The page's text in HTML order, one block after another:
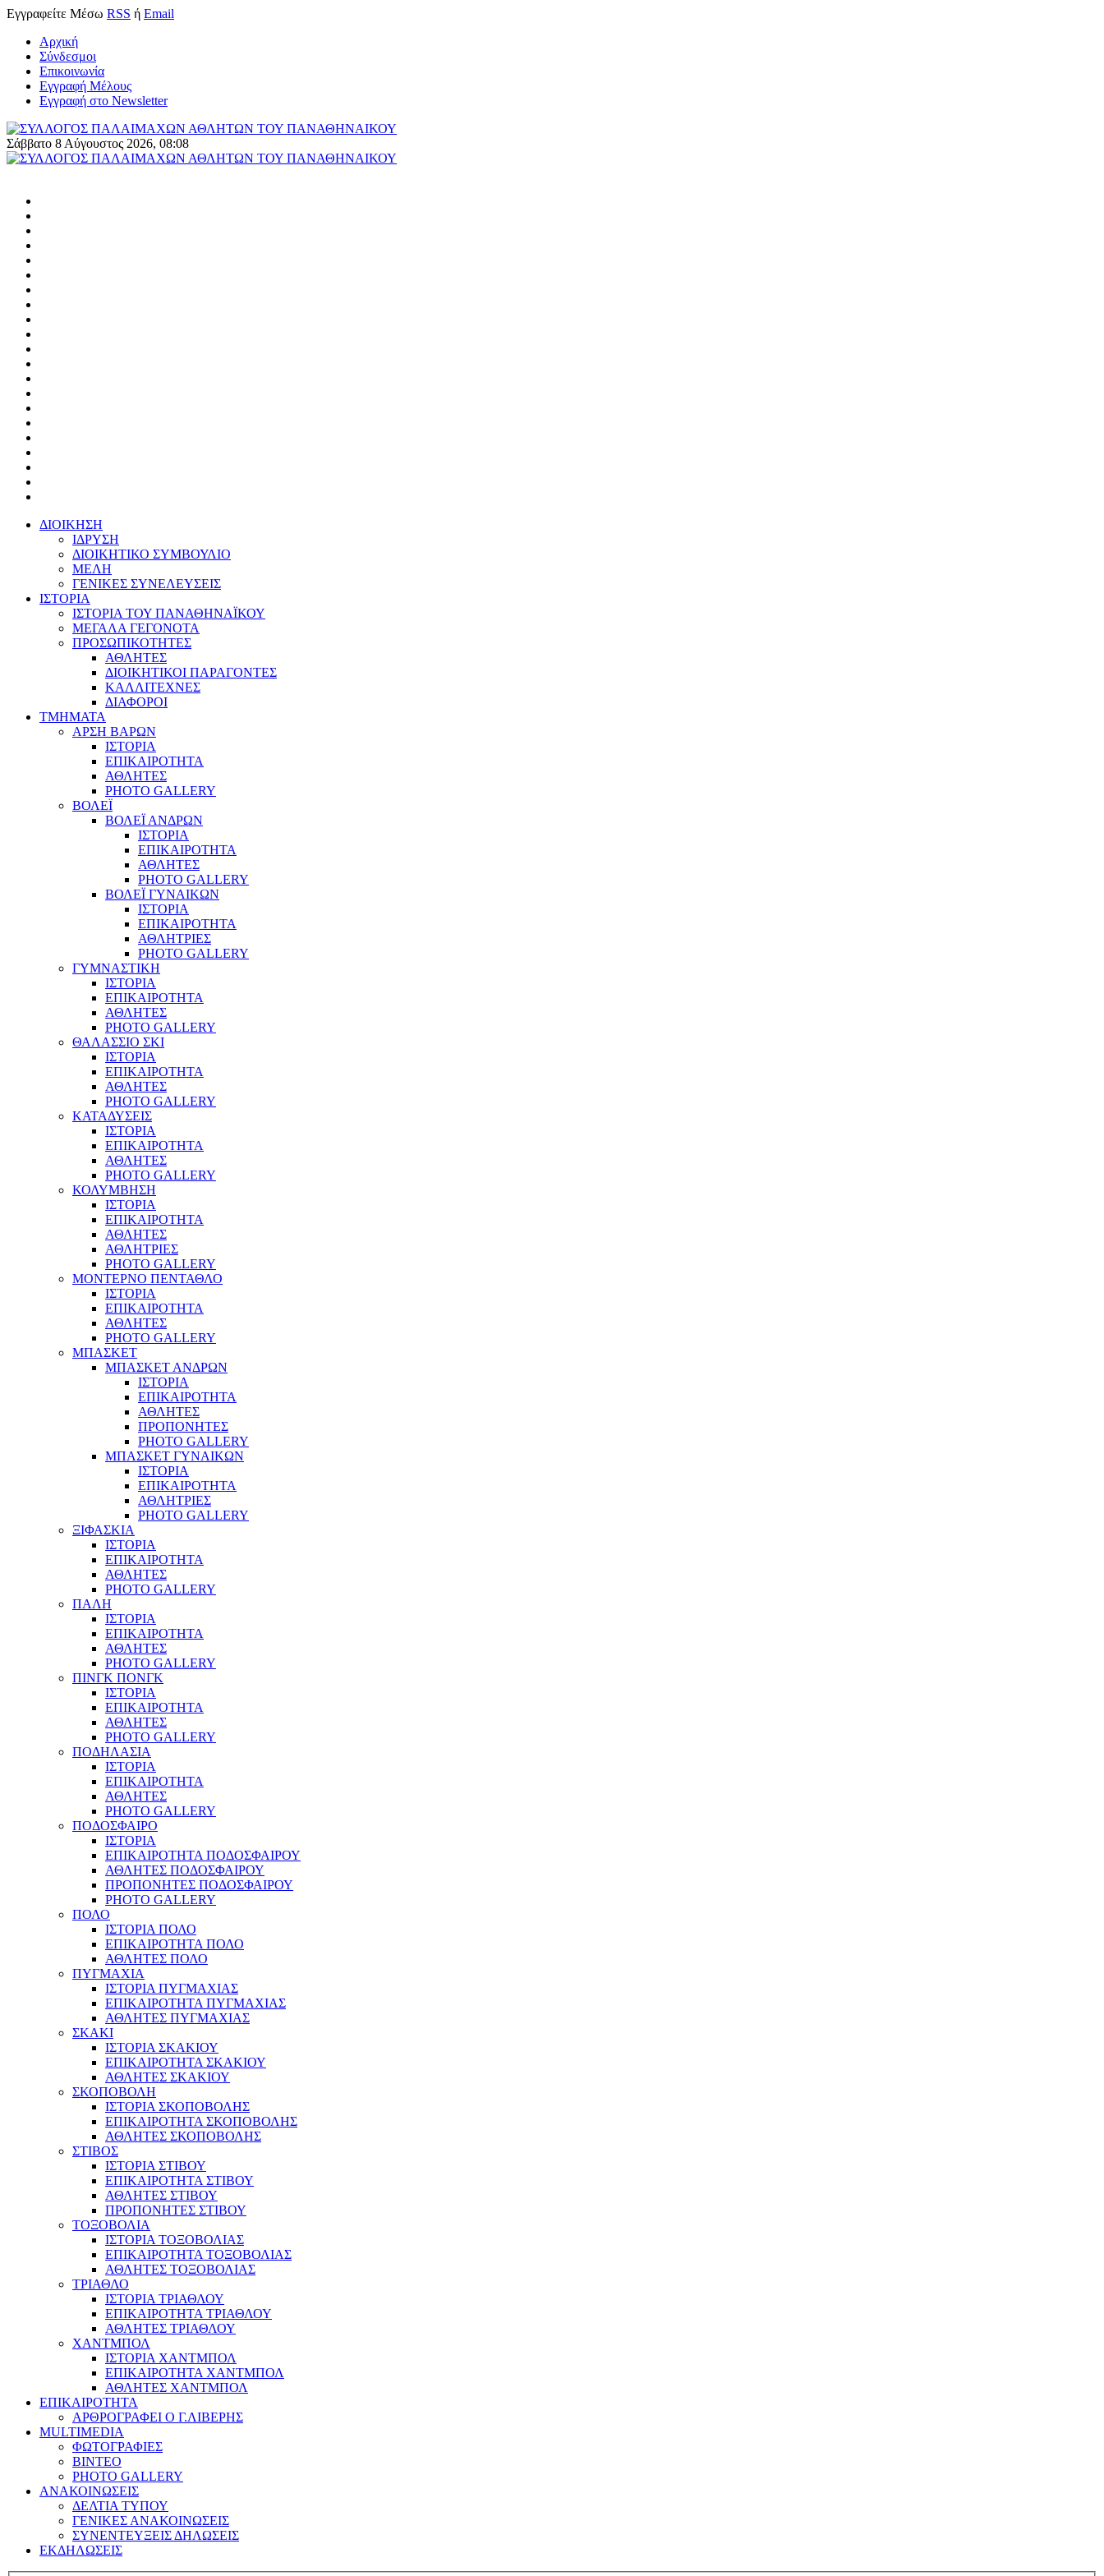
Εγγραφείτε Μέσω RSS ή Email
Αρχική
Σύνδεσμοι
Επικοινωνία
Εγγραφή Μέλους
Εγγραφή στο Newsletter
Σάββατο 8 Αύγουστος 2026, 08:08
ΔΙΟΙΚΗΣΗ
ΙΔΡΥΣΗ
ΔΙΟΙΚΗΤΙΚΟ ΣΥΜΒΟΥΛΙΟ
ΜΕΛΗ
ΓΕΝΙΚΕΣ ΣΥΝΕΛΕΥΣΕΙΣ
ΙΣΤΟΡΙΑ
ΙΣΤΟΡΙΑ ΤΟΥ ΠΑΝΑΘΗΝΑΪΚΟΥ
ΜΕΓΑΛΑ ΓΕΓΟΝΟΤΑ
ΠΡΟΣΩΠΙΚΟΤΗΤΕΣ
ΑΘΛΗΤΕΣ
ΔΙΟΙΚΗΤΙΚΟΙ ΠΑΡΑΓΟΝΤΕΣ
ΚΑΛΛΙΤΕΧΝΕΣ
ΔΙΑΦΟΡΟΙ
ΤΜΗΜΑΤΑ
ΑΡΣΗ ΒΑΡΩΝ
ΙΣΤΟΡΙΑ
ΕΠΙΚΑΙΡΟΤΗΤΑ
ΑΘΛΗΤΕΣ
PHOTO GALLERY
ΒΟΛΕΪ
ΒΟΛΕΪ ΑΝΔΡΩΝ
ΙΣΤΟΡΙΑ
ΕΠΙΚΑΙΡΟΤΗΤΑ
ΑΘΛΗΤΕΣ
PHOTO GALLERY
ΒΟΛΕΪ ΓΥΝΑΙΚΩΝ
ΙΣΤΟΡΙΑ
ΕΠΙΚΑΙΡΟΤΗΤΑ
ΑΘΛΗΤΡΙΕΣ
PHOTO GALLERY
ΓΥΜΝΑΣΤΙΚΗ
ΙΣΤΟΡΙΑ
ΕΠΙΚΑΙΡΟΤΗΤΑ
ΑΘΛΗΤΕΣ
PHOTO GALLERY
ΘΑΛΑΣΣΙΟ ΣΚΙ
ΙΣΤΟΡΙΑ
ΕΠΙΚΑΙΡΟΤΗΤΑ
ΑΘΛΗΤΕΣ
PHOTO GALLERY
ΚΑΤΑΔΥΣΕΙΣ
ΙΣΤΟΡΙΑ
ΕΠΙΚΑΙΡΟΤΗΤΑ
ΑΘΛΗΤΕΣ
PHOTO GALLERY
ΚΟΛΥΜΒΗΣΗ
ΙΣΤΟΡΙΑ
ΕΠΙΚΑΙΡΟΤΗΤΑ
ΑΘΛΗΤΕΣ
ΑΘΛΗΤΡΙΕΣ
PHOTO GALLERY
ΜΟΝΤΕΡΝΟ ΠΕΝΤΑΘΛΟ
ΙΣΤΟΡΙΑ
ΕΠΙΚΑΙΡΟΤΗΤΑ
ΑΘΛΗΤΕΣ
PHOTO GALLERY
ΜΠΑΣΚΕΤ
ΜΠΑΣΚΕΤ ΑΝΔΡΩΝ
ΙΣΤΟΡΙΑ
ΕΠΙΚΑΙΡΟΤΗΤΑ
ΑΘΛΗΤΕΣ
ΠΡΟΠΟΝΗΤΕΣ
PHOTO GALLERY
ΜΠΑΣΚΕΤ ΓΥΝΑΙΚΩΝ
ΙΣΤΟΡΙΑ
ΕΠΙΚΑΙΡΟΤΗΤΑ
ΑΘΛΗΤΡΙΕΣ
PHOTO GALLERY
ΞΙΦΑΣΚΙΑ
ΙΣΤΟΡΙΑ
ΕΠΙΚΑΙΡΟΤΗΤΑ
ΑΘΛΗΤΕΣ
PHOTO GALLERY
ΠΑΛΗ
ΙΣΤΟΡΙΑ
ΕΠΙΚΑΙΡΟΤΗΤΑ
ΑΘΛΗΤΕΣ
PHOTO GALLERY
ΠΙΝΓΚ ΠΟΝΓΚ
ΙΣΤΟΡΙΑ
ΕΠΙΚΑΙΡΟΤΗΤΑ
ΑΘΛΗΤΕΣ
PHOTO GALLERY
ΠΟΔΗΛΑΣΙΑ
ΙΣΤΟΡΙΑ
ΕΠΙΚΑΙΡΟΤΗΤΑ
ΑΘΛΗΤΕΣ
PHOTO GALLERY
ΠΟΔΟΣΦΑΙΡΟ
ΙΣΤΟΡΙΑ
ΕΠΙΚΑΙΡΟΤΗΤΑ ΠΟΔΟΣΦΑΙΡΟΥ
ΑΘΛΗΤΕΣ ΠΟΔΟΣΦΑΙΡΟΥ
ΠΡΟΠΟΝΗΤΕΣ ΠΟΔΟΣΦΑΙΡΟΥ
PHOTO GALLERY
ΠΟΛΟ
ΙΣΤΟΡΙΑ ΠΟΛΟ
ΕΠΙΚΑΙΡΟΤΗΤΑ ΠΟΛΟ
ΑΘΛΗΤΕΣ ΠΟΛΟ
ΠΥΓΜΑΧΙΑ
ΙΣΤΟΡΙΑ ΠΥΓΜΑΧΙΑΣ
ΕΠΙΚΑΙΡΟΤΗΤΑ ΠΥΓΜΑΧΙΑΣ
ΑΘΛΗΤΕΣ ΠΥΓΜΑΧΙΑΣ
ΣΚΑΚΙ
ΙΣΤΟΡΙΑ ΣΚΑΚΙΟΥ
ΕΠΙΚΑΙΡΟΤΗΤΑ ΣΚΑΚΙΟΥ
ΑΘΛΗΤΕΣ ΣΚΑΚΙΟΥ
ΣΚΟΠΟΒΟΛΗ
ΙΣΤΟΡΙΑ ΣΚΟΠΟΒΟΛΗΣ
ΕΠΙΚΑΙΡΟΤΗΤΑ ΣΚΟΠΟΒΟΛΗΣ
ΑΘΛΗΤΕΣ ΣΚΟΠΟΒΟΛΗΣ
ΣΤΙΒΟΣ
ΙΣΤΟΡΙΑ ΣΤΙΒΟΥ
ΕΠΙΚΑΙΡΟΤΗΤΑ ΣΤΙΒΟΥ
ΑΘΛΗΤΕΣ ΣΤΙΒΟΥ
ΠΡΟΠΟΝΗΤΕΣ ΣΤΙΒΟΥ
ΤΟΞΟΒΟΛΙΑ
ΙΣΤΟΡΙΑ ΤΟΞΟΒΟΛΙΑΣ
ΕΠΙΚΑΙΡΟΤΗΤΑ ΤΟΞΟΒΟΛΙΑΣ
ΑΘΛΗΤΕΣ ΤΟΞΟΒΟΛΙΑΣ
ΤΡΙΑΘΛΟ
ΙΣΤΟΡΙΑ ΤΡΙΑΘΛΟΥ
ΕΠΙΚΑΙΡΟΤΗΤΑ ΤΡΙΑΘΛΟΥ
ΑΘΛΗΤΕΣ ΤΡΙΑΘΛΟΥ
ΧΑΝΤΜΠΟΛ
ΙΣΤΟΡΙΑ ΧΑΝΤΜΠΟΛ
ΕΠΙΚΑΙΡΟΤΗΤΑ ΧΑΝΤΜΠΟΛ
ΑΘΛΗΤΕΣ ΧΑΝΤΜΠΟΛ
ΕΠΙΚΑΙΡΟΤΗΤΑ
ΑΡΘΡΟΓΡΑΦΕΙ Ο Γ.ΛΙΒΕΡΗΣ
MULTIMEDIA
ΦΩΤΟΓΡΑΦΙΕΣ
ΒΙΝΤΕΟ
PHOTO GALLERY
ΑΝΑΚΟΙΝΩΣΕΙΣ
ΔΕΛΤΙΑ ΤΥΠΟΥ
ΓΕΝΙΚΕΣ ΑΝΑΚΟΙΝΩΣΕΙΣ
ΣΥΝΕΝΤΕΥΞΕΙΣ ΔΗΛΩΣΕΙΣ
ΕΚΔΗΛΩΣΕΙΣ